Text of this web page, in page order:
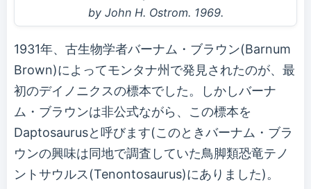
by John H. Ostrom. 1969.
1931年、古生物学者バーナム・ブラウン(Barnum
Brown)によってモンタナ州で発見されたのが、最
初のデイノニクスの標本でした。しかしバーナ
ム・ブラウンは非公式ながら、この標本を
Daptosaurusと呼びます(このときバーナム・ブラ
ウンの興味は同地で調査していた鳥脚類恐竜テノ
ントサウルス(Tenontosaurus)にありました)。